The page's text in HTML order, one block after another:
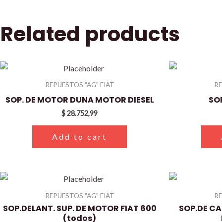
Related products
REPUESTOS "AG" FIAT
SOP. DE MOTOR DUNA MOTOR DIESEL
$28.752,99
Add to cart
REPUESTOS "AG" FIAT
SOP.DELANT. SUP. DE MOTOR FIAT 600
(todos)
SOP.DE